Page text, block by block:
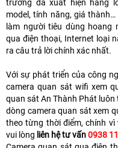
trường đã xuất hiện hàng
model, tính năng, giá
làm người tiêu dùng hoang
qua điện thoại, Internet loại
ra câu trả lời chính xác nhất.
Với sự phát triển của công
camera quan sát wifi xem
quan sát An Thành Phát
dòng camera quan sát xem
theo từng thời điểm, chính
vui lòng liên hệ tư vấn0938